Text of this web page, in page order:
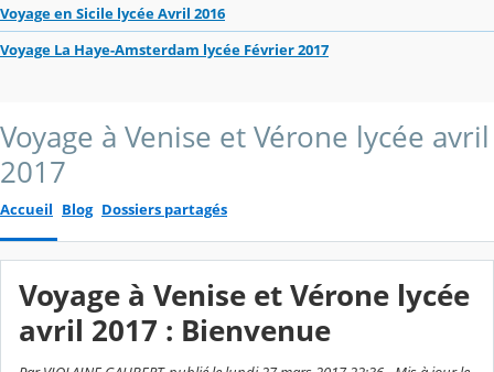
Voyage en Sicile lycée Avril 2016
Voyage La Haye-Amsterdam lycée Février 2017
Voyage à Venise et Vérone lycée avril
2017
Accueil Blog Dossiers partagés
Voyage à Venise et Vérone lycée
avril 2017 : Bienvenue